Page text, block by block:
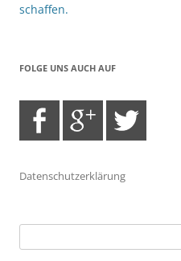
schaffen.
FOLGE UNS AUCH AUF
Datenschutzerklärung
nach: